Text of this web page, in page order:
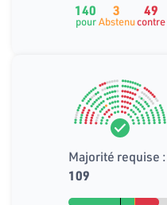
140
pour
3
Abstenu
49
contre
Majorité requise :
109